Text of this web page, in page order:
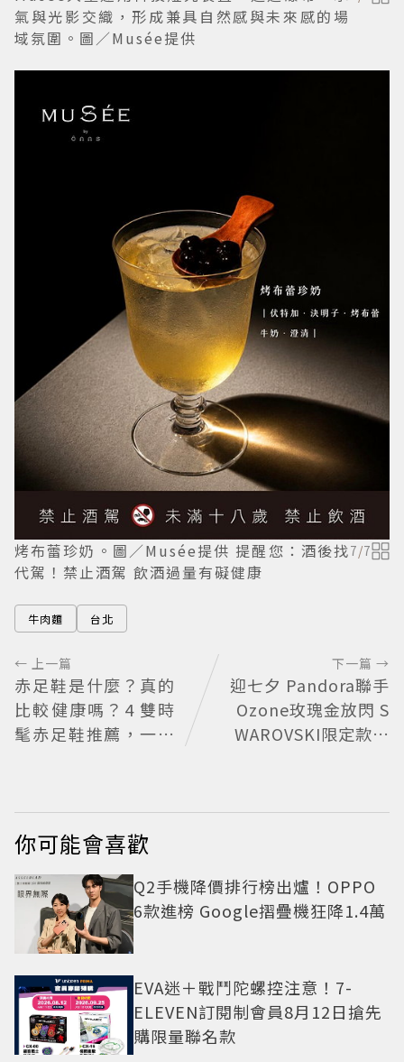
氣與光影交織，形成兼具自然感與未來感的場
域氛圍。圖／Musée提供
烤布蕾珍奶。圖／Musée提供 提醒您：酒後找
代駕！禁止酒駕 飲酒過量有礙健康
7/7
牛肉麵 台北
← 上一篇
赤足鞋是什麼？真的
比較健康嗎？4 雙時
髦赤足鞋推薦，一次
下一篇 →
迎七夕 Pandora聯手
Ozone玫瑰金放閃 S
WAROVSKI限定款浪
你可能會喜歡
Q2手機降價排行榜出爐！OPPO
6款進榜 Google摺疊機狂降1.4萬
EVA迷＋戰鬥陀螺控注意！7-
ELEVEN訂閱制會員8月12日搶先
購限量聯名款